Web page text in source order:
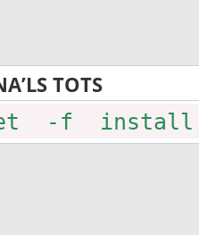
TOTS
-f install